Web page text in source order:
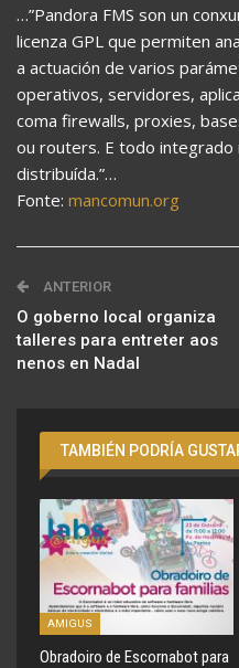
…”Pandora FMS son un
licenza GPL que permiten
a actuación de varios
operativos, servidores,
coma firewalls, proxies,
ou routers. E todo
distribuída.”…
Fonte: mancomun.org
ANTERIOR
O goberno local organiza
talleres para entreter aos
nenos en Nadal
TAMBIÉN PODRÍA
AMIGUS
Obradoiro de Escornabot para